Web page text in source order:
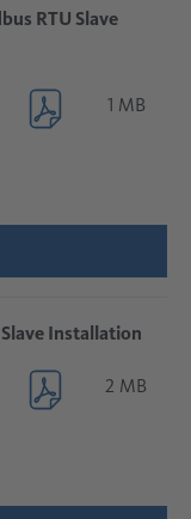
RTU Slave
1 MB
Installation
2 MB